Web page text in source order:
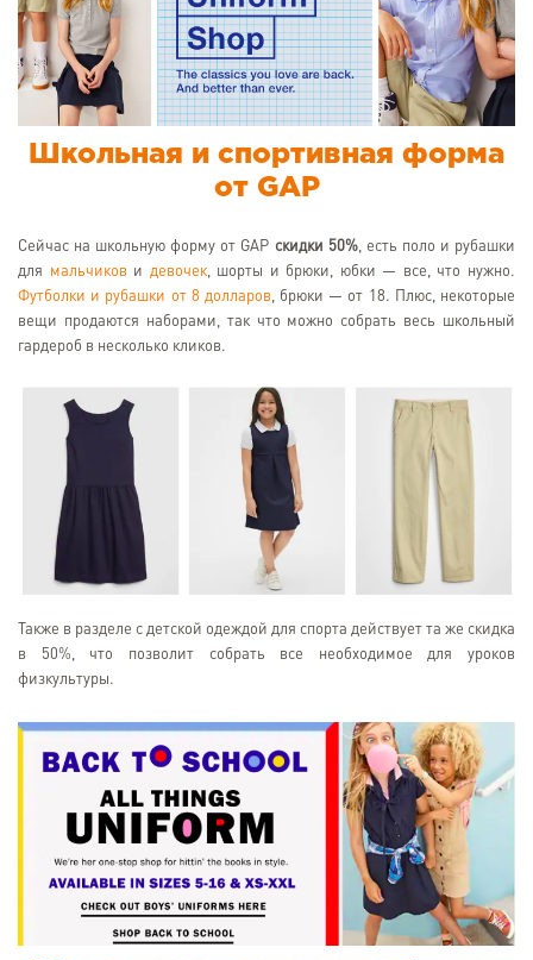
Школьная и спортивная форма
от GAP
Сейчас на школьную форму от GAP скидки 50%, есть поло и рубашки
для
мальчиков и девочек, шорты и брюки, юбки — все, что нужно.
Футболки и рубашки от 8 долларов, брюки — от 18. Плюс, некоторые
вещи продаются наборами, так что можно собрать весь школьный
гардероб в несколько кликов.
Также в разделе с детской одеждой для спорта действует та же скидка
в 50%, что позволит собрать все необходимое для уроков
физкультуры.